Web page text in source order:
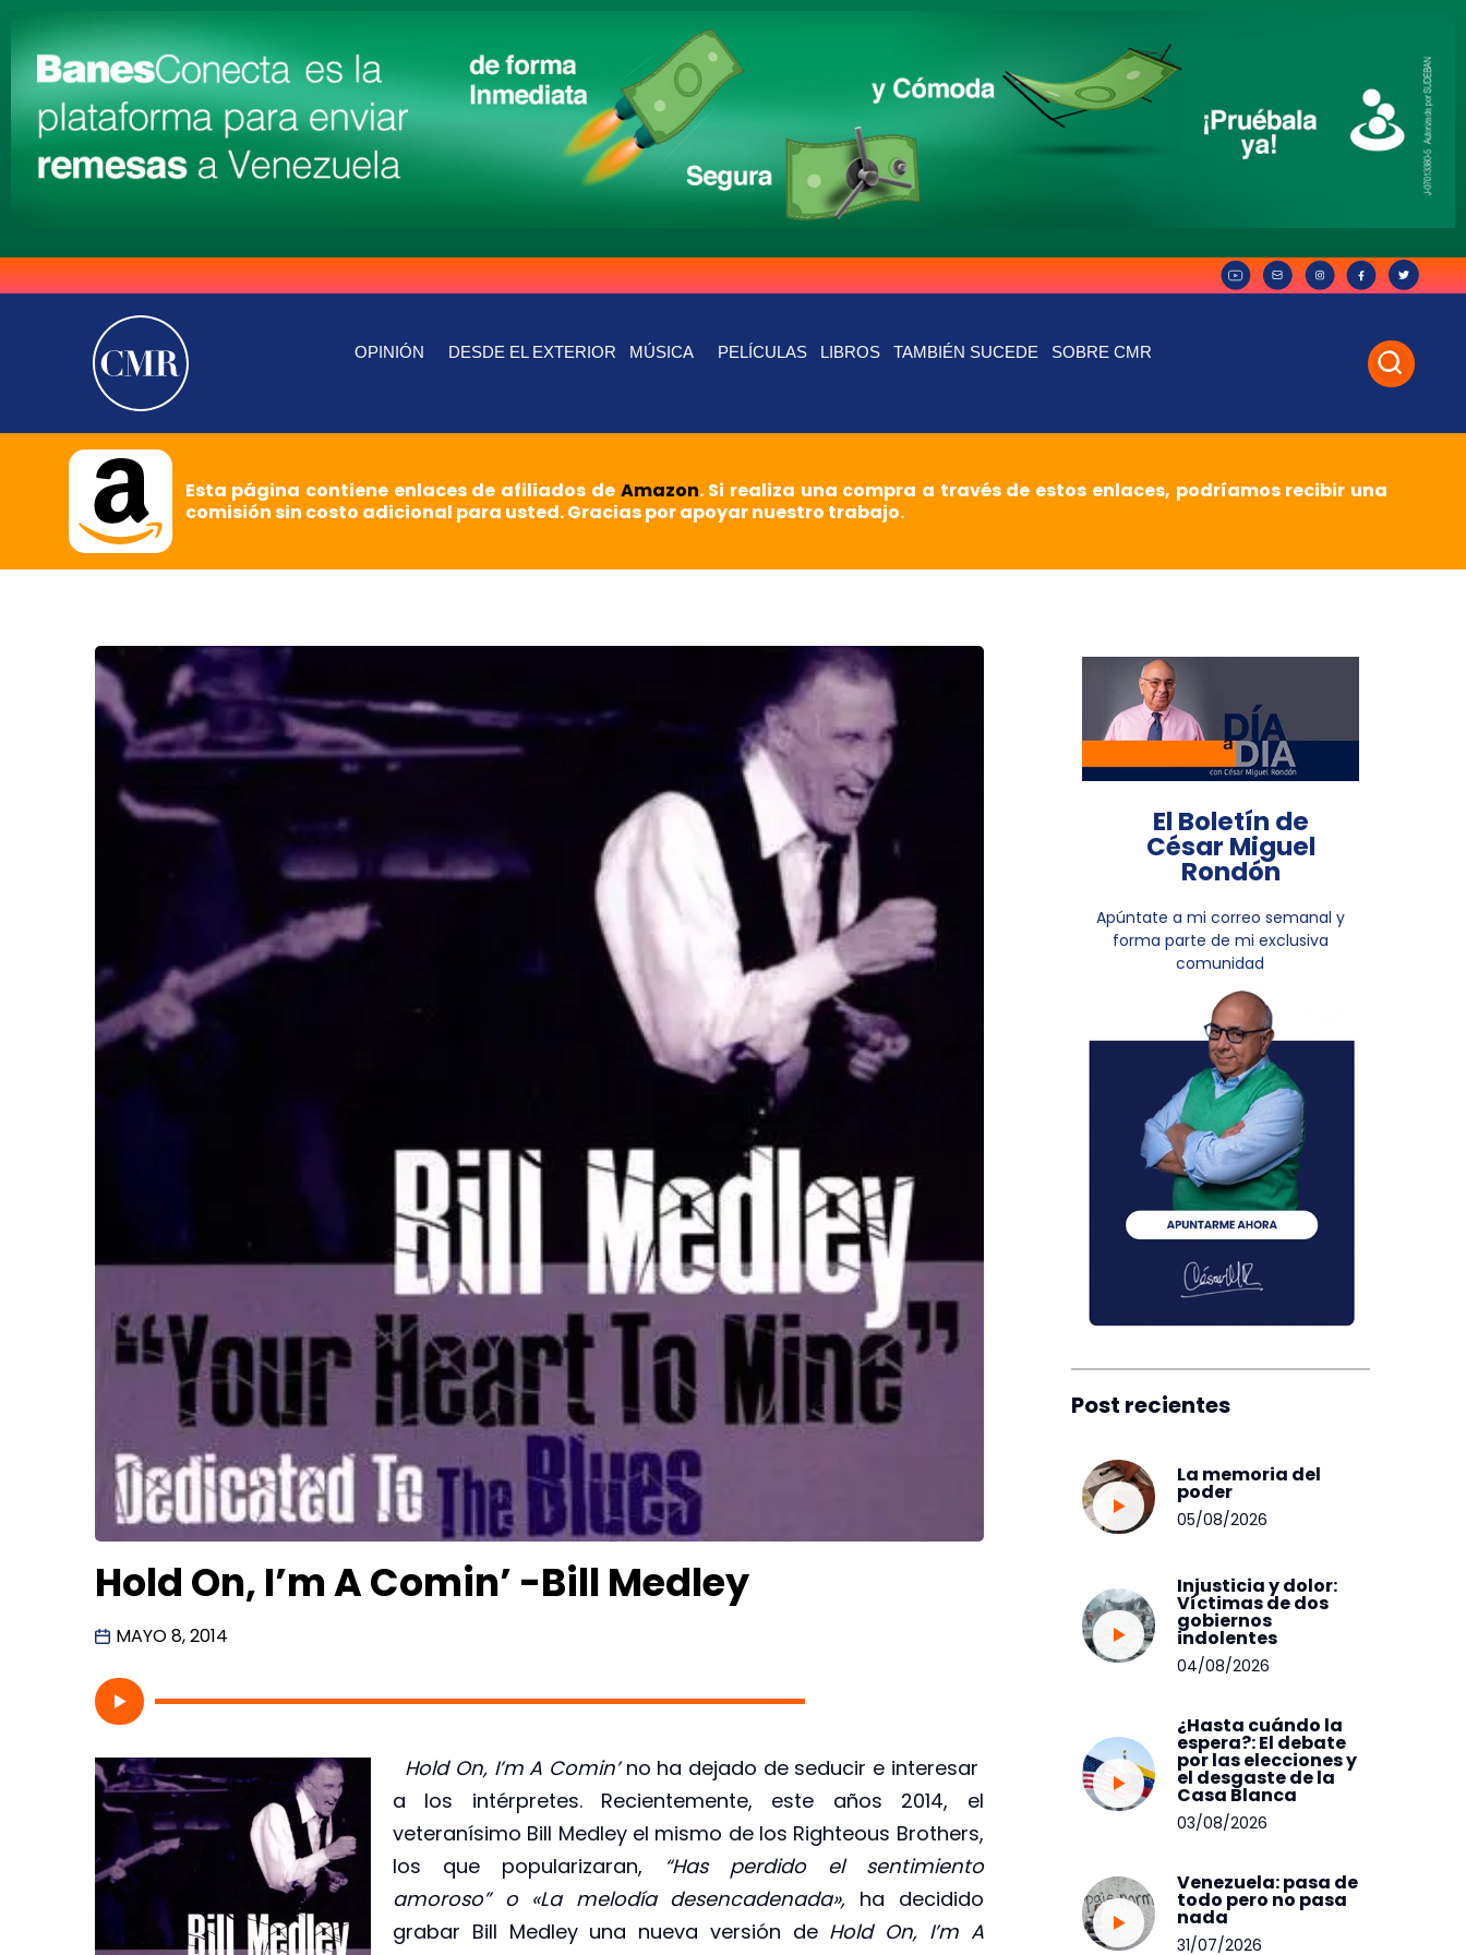
OPINIÓN DESDE EL EXTERIOR MÚSICA PELÍCULAS LIBROS TAMBIÉN SUCEDE SOBRE CMR
Esta página contiene enlaces de afiliados de Amazon. Si realiza una compra a través de estos enlaces, podríamos recibir una
comisión sin costo adicional para usted. Gracias por apoyar nuestro trabajo.
Hold On, I’m A Comin’ -Bill Medley
MAYO 8, 2014
Hold On, I’m A Comin’no ha dejado de seducir e interesar
a los intérpretes. Recientemente, este años 2014, el
veteranísimo Bill Medley el mismo de los Righteous Brothers,
los que popularizaran, “Has perdido el sentimiento
amoroso” o «La melodía desencadenada», ha decidido
grabar Bill Medley una nueva versión de Hold On, I’m A
El Boletín de
César Miguel
Rondón
Apúntate a mi correo semanal y
forma parte de mi exclusiva
comunidad
Post recientes
La memoria del
poder
05/08/2026
Injusticia y dolor:
Víctimas de dos
gobiernos
indolentes
04/08/2026
¿Hasta cuándo la
espera?: El debate
por las elecciones y
el desgaste de la
Casa Blanca
03/08/2026
Venezuela: pasa de
todo pero no pasa
nada
31/07/2026